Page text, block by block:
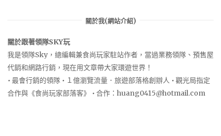
關於我(網站介紹)
關於跟著領隊SKY玩
我是領隊Sky，總編輯兼食尚玩家駐站作者，當過業務領隊、預售屋
代銷和網路行銷，現在用文章帶大家環遊世界！
• 最會行銷的領隊 • １億瀏覽流量．旅遊部落格創辦人 • 觀光局指定
合作與《食尚玩家部落客》 • 合作： huang0415@hotmail.com